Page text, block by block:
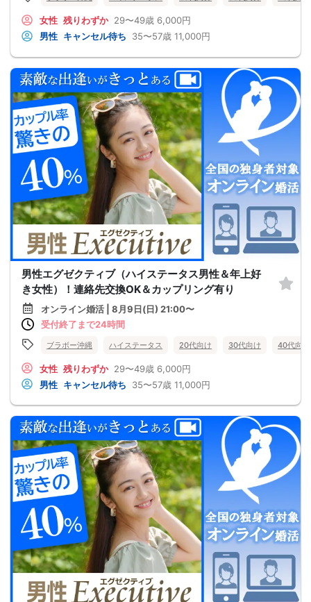
女性 残りわずか 29〜49歳 6,000円
男性 キャンセル待ち 35〜57歳 11,000円
男性エグゼクティブ（ハイステータス男性＆年上好
き女性）！連絡先交換OK＆カップリング有り
オンライン婚活 | 8月9日(日) 21:00〜
受付終了まで24時間
ブラボー沖縄 ハイステータス 20代向け 30代向け 40代向け
女性 残りわずか 29〜49歳 6,000円
男性 キャンセル待ち 35〜57歳 11,000円